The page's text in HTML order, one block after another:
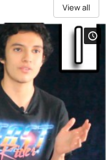
View all